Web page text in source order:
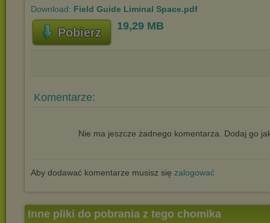
Download: Field Guide Liminal Space.pdf
Pobierz 19,29 MB
Komentarze:
Nie ma jeszcze żadnego komentarza. Dodaj go
Aby dodawać komentarze musisz się zalogować
Inne pliki do pobrania z tego chomika